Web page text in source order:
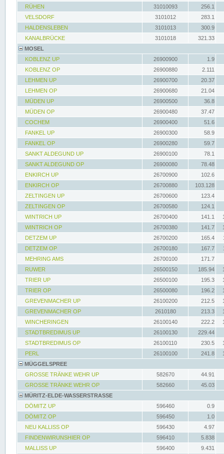
RÜHEN
31010093
256.1
VELSDORF
3101012
283.1
HALDENSLEBEN
3101013
300.9
KANALBRÜCKE
3101018
321.33
MOSEL
KOBLENZ UP
26900900
1.9
KOBLENZ OP
26900880
2.111
LEHMEN UP
26900700
20.37
LEHMEN OP
26900680
21.04
MÜDEN UP
26900500
36.8
MÜDEN OP
26900480
37.47
COCHEM
26900400
51.6
FANKEL UP
26900300
58.9
FANKEL OP
26900280
59.7
SANKT ALDEGUND UP
26900100
78.1
SANKT ALDEGUND OP
26900080
78.48
ENKIRCH UP
26700900
102.6
ENKIRCH OP
26700880
103.128
ZELTINGEN UP
26700600
123.4
ZELTINGEN OP
26700580
124.1
WINTRICH UP
26700400 141.1
WINTRICH OP
26700380 141.7
DETZEM UP
26700200 165.4
DETZEM OP
26700180 167.7
MEHRING AMS
26700100
171.7
RUWER
26500150 185.94
TRIER UP
26500100 195.3
TRIER OP
26500080 196.2
GREVENMACHER UP
26100200 212.5
GREVENMACHER OP
2610180 213.3
WINCHERINGEN
26100140 222.2
STADTBREDIMUS UP
26100130
229.44
STADTBREDIMUS OP
26100110 230.5
PERL
26100100 241.8
MÜGGELSPREE
GROSSE TRÄNKE WEHR UP
582670
44.91
GROSSE TRÄNKE WEHR OP
582660
45.03
MÜRITZ-ELDE-WASSERSTRASSE
DÖMITZ UP
596460
0.9
DÖMITZ OP
596450
1.0
NEU KALLISS OP
596430
4.97
FINDENWIRUNSHIER OP
596410
5.838
MALLISS UP
596400
9.431